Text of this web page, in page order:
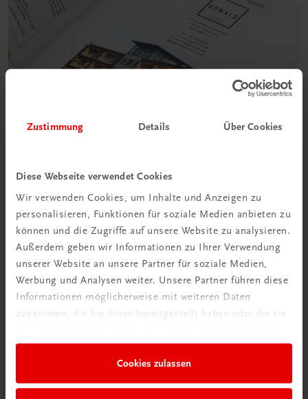
Zustimmung Details Über Cookies
Diese Webseite verwendet Cookies
Wir verwenden Cookies, um Inhalte und Anzeigen zu
personalisieren, Funktionen für soziale Medien anbieten zu
können und die Zugriffe auf unsere Website zu analysieren.
Außerdem geben wir Informationen zu Ihrer Verwendung
unserer Website an unsere Partner für soziale Medien,
Werbung und Analysen weiter. Unsere Partner führen diese
Informationen möglicherweise mit weiteren Daten
zusammen, die Sie ihnen bereitgestellt haben oder die sie
Cookies zulassen
Interaktive
Übungen